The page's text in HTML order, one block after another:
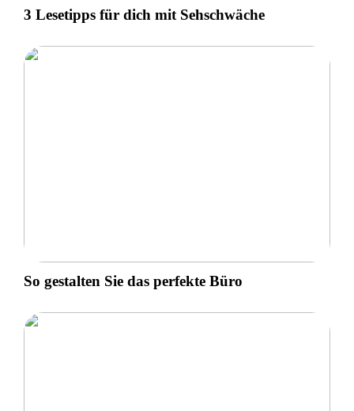
3 Lesetipps für dich mit Sehschwäche
So gestalten Sie das perfekte Büro